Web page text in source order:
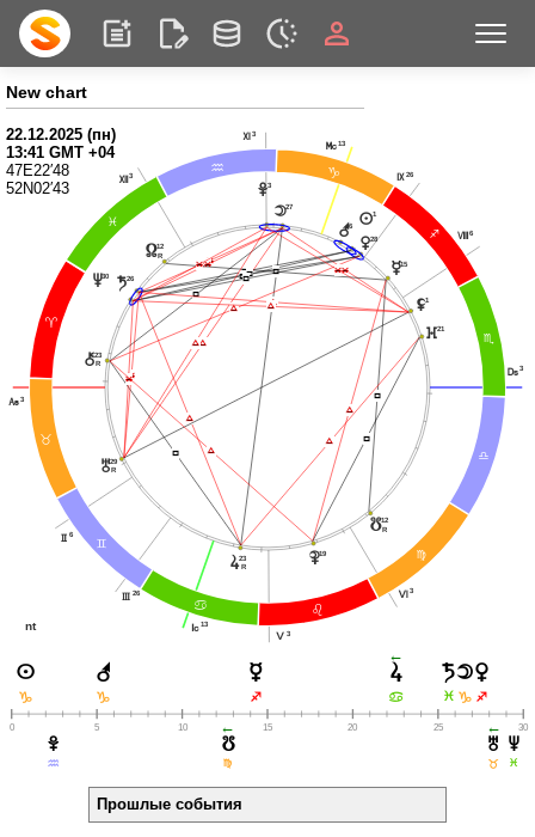
New chart
22.12.2025 (пн)
13:41 GMT +04
47E22′48
52N02′43
;
<
=
> ?
@
A
B
C
D
E
F
3
G
6
H
26
I
13
J
3
K
3
L
3
M
6
N
26
O
13
P
3
Q
3
R
|23
R
u29
R
s23
R
{19
y12
R
}21
z1
p15
q28
n1
r6
o27
w3
x12
R
t26
v30 Í
Í
Ë
Ï
Ë Ë
Í
Í
Í
Ï
Í
Í
Ï
Ï
Í
Ï
Ë
Ï
Ë
Ï
Ë
Ï
Ë
Ï
Í
nt
0 5 10 15 20 25 30
n
D
r
D
p
C
s
>
←
t
F
o
D
q
C
w
E
y
@
←
u
<
←
v
F
Прошлые события